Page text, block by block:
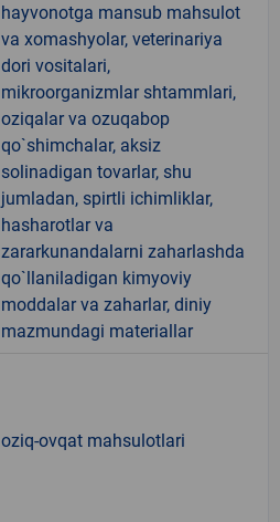
hayvonotga mansub mahsulot
va xomashyolar, veterinariya
dori vositalari,
mikroorganizmlar shtammlari,
oziqalar va ozuqabop
qo`shimchalar, aksiz
solinadigan tovarlar, shu
jumladan, spirtli ichimliklar,
hasharotlar va
zararkunandalarni zaharlashda
qo`llaniladigan kimyoviy
moddalar va zaharlar, diniy
mazmundagi materiallar
oziq-ovqat mahsulotlari